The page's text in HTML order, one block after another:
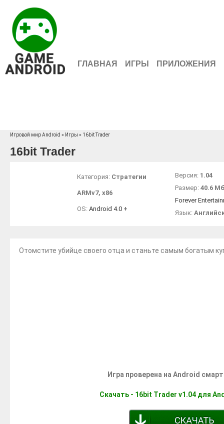
ГЛАВНАЯ ИГРЫ ПРИЛОЖЕНИЯ
Игровой мир Android » Игры » 16bit Trader
16bit Trader
Категория: Стратегии
ARMv7, x86
OS: Android 4.0 +
Версия: 1.04
Размер: 40.6 Мб
Forever
Язык:
Отомстите убийце своего отца и станьте самым богатым
Игра проверена на Android
Скачать - 16bit Trader v1.04 для